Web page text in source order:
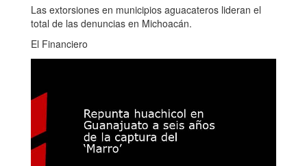
Las extorsiones en municipios aguacateros lideran el
total de las denuncias en Michoacán.
El Financiero